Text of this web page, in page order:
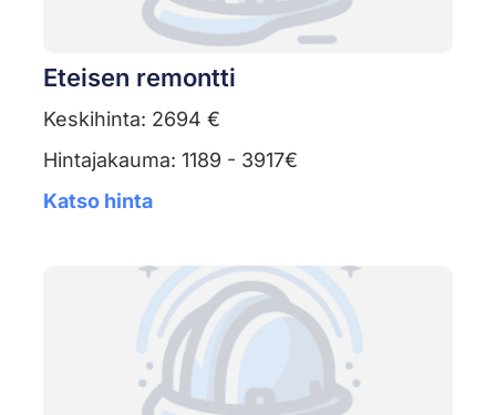
Eteisen remontti
Keskihinta: 2694 €
Hintajakauma: 1189 - 3917€
Katso hinta